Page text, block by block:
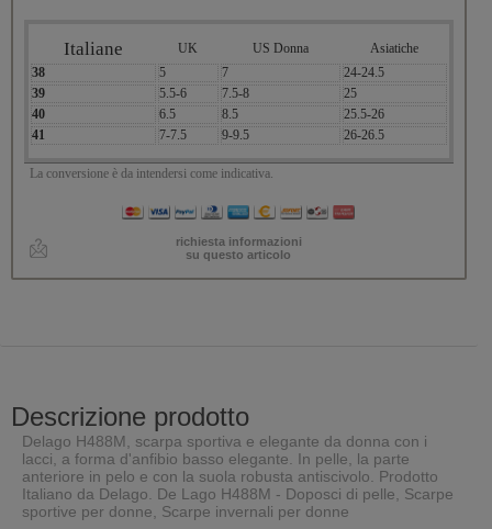
Italiane UK US Donna
Asiatiche
38
5 7
24-24.5
39
5.5-6 7.5-8
25
40
6.5 8.5
25.5-26
41
7-7.5 9-9.5 26-26.5
La conversione è da intendersi come indicativa.
richiesta informazioni
su questo articolo
Descrizione prodotto
Delago H488M, scarpa sportiva e elegante da donna con i
lacci, a forma d'anfibio basso elegante. In pelle, la parte
anteriore in pelo e con la suola robusta antiscivolo. Prodotto
Italiano da Delago. De Lago H488M - Doposci di pelle, Scarpe
sportive per donne, Scarpe invernali per donne